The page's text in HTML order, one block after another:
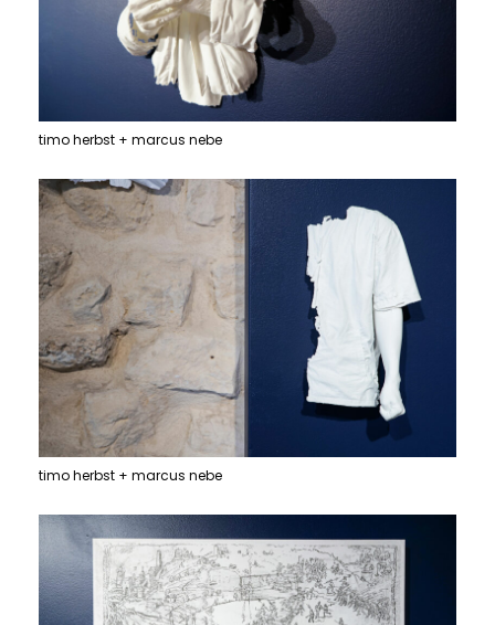
timo herbst + marcus nebe
timo herbst + marcus nebe